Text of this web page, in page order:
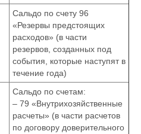
Сальдо по счету 96
«Резервы предстоящих
расходов» (в части
резервов, созданных под
события, которые наступят в
течение года)
Сальдо по счетам:
– 79 «Внутрихозяйственные
расчеты» (в части расчетов
по договору доверительного